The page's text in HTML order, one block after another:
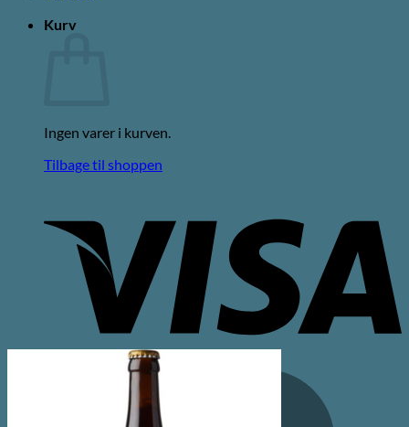
Kurv
Ingen varer i kurven.
Tilbage til shoppen